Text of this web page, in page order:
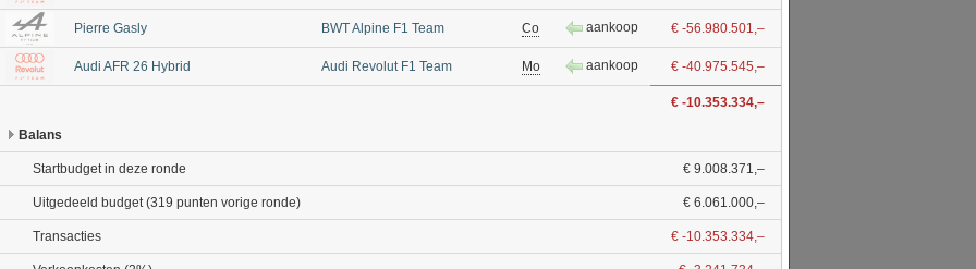
Pierre Gasly BWT Alpine F1 Team Co aankoop € -56.980.501,–
Audi AFR 26 Hybrid Audi Revolut F1 Team Mo aankoop € -40.975.545,–
€ -10.353.334,–
Balans
Startbudget in deze ronde € 9.008.371,–
Uitgedeeld budget (319 punten vorige ronde) € 6.061.000,–
Transacties € -10.353.334,–